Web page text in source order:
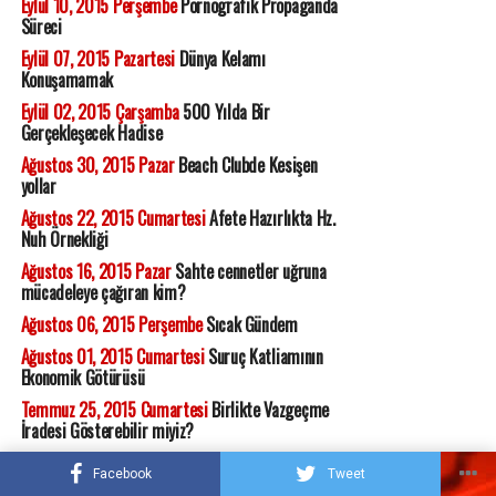
Facebook Tweet
Eylül 10, 2015 PerşembePornografik Propaganda
Süreci
Eylül 07, 2015 PazartesiDünya Kelamı
Konuşamamak
Eylül 02, 2015 Çarşamba500 Yılda Bir
Gerçekleşecek Hadise
Ağustos 30, 2015 PazarBeach Clubde Kesişen
yollar
Ağustos 22, 2015 CumartesiAfete Hazırlıkta Hz.
Nuh Örnekliği
Ağustos 16, 2015 PazarSahte cennetler uğruna
mücadeleye çağıran kim?
Ağustos 06, 2015 PerşembeSıcak Gündem
Ağustos 01, 2015 CumartesiSuruç Katliamının
Ekonomik Götürüsü
Temmuz 25, 2015 CumartesiBirlikte Vazgeçme
İradesi Gösterebilir miyiz?
Temmuz 20, 2015 Pazartesi